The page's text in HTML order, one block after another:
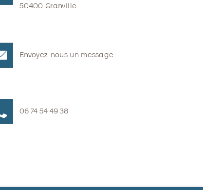
50400 Granville
Envoyez-nous un message
06 74 54 49 38